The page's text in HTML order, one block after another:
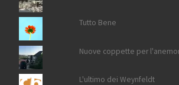
Tutto Bene
Nuove coppette per
L'ultimo dei Weynfeldt